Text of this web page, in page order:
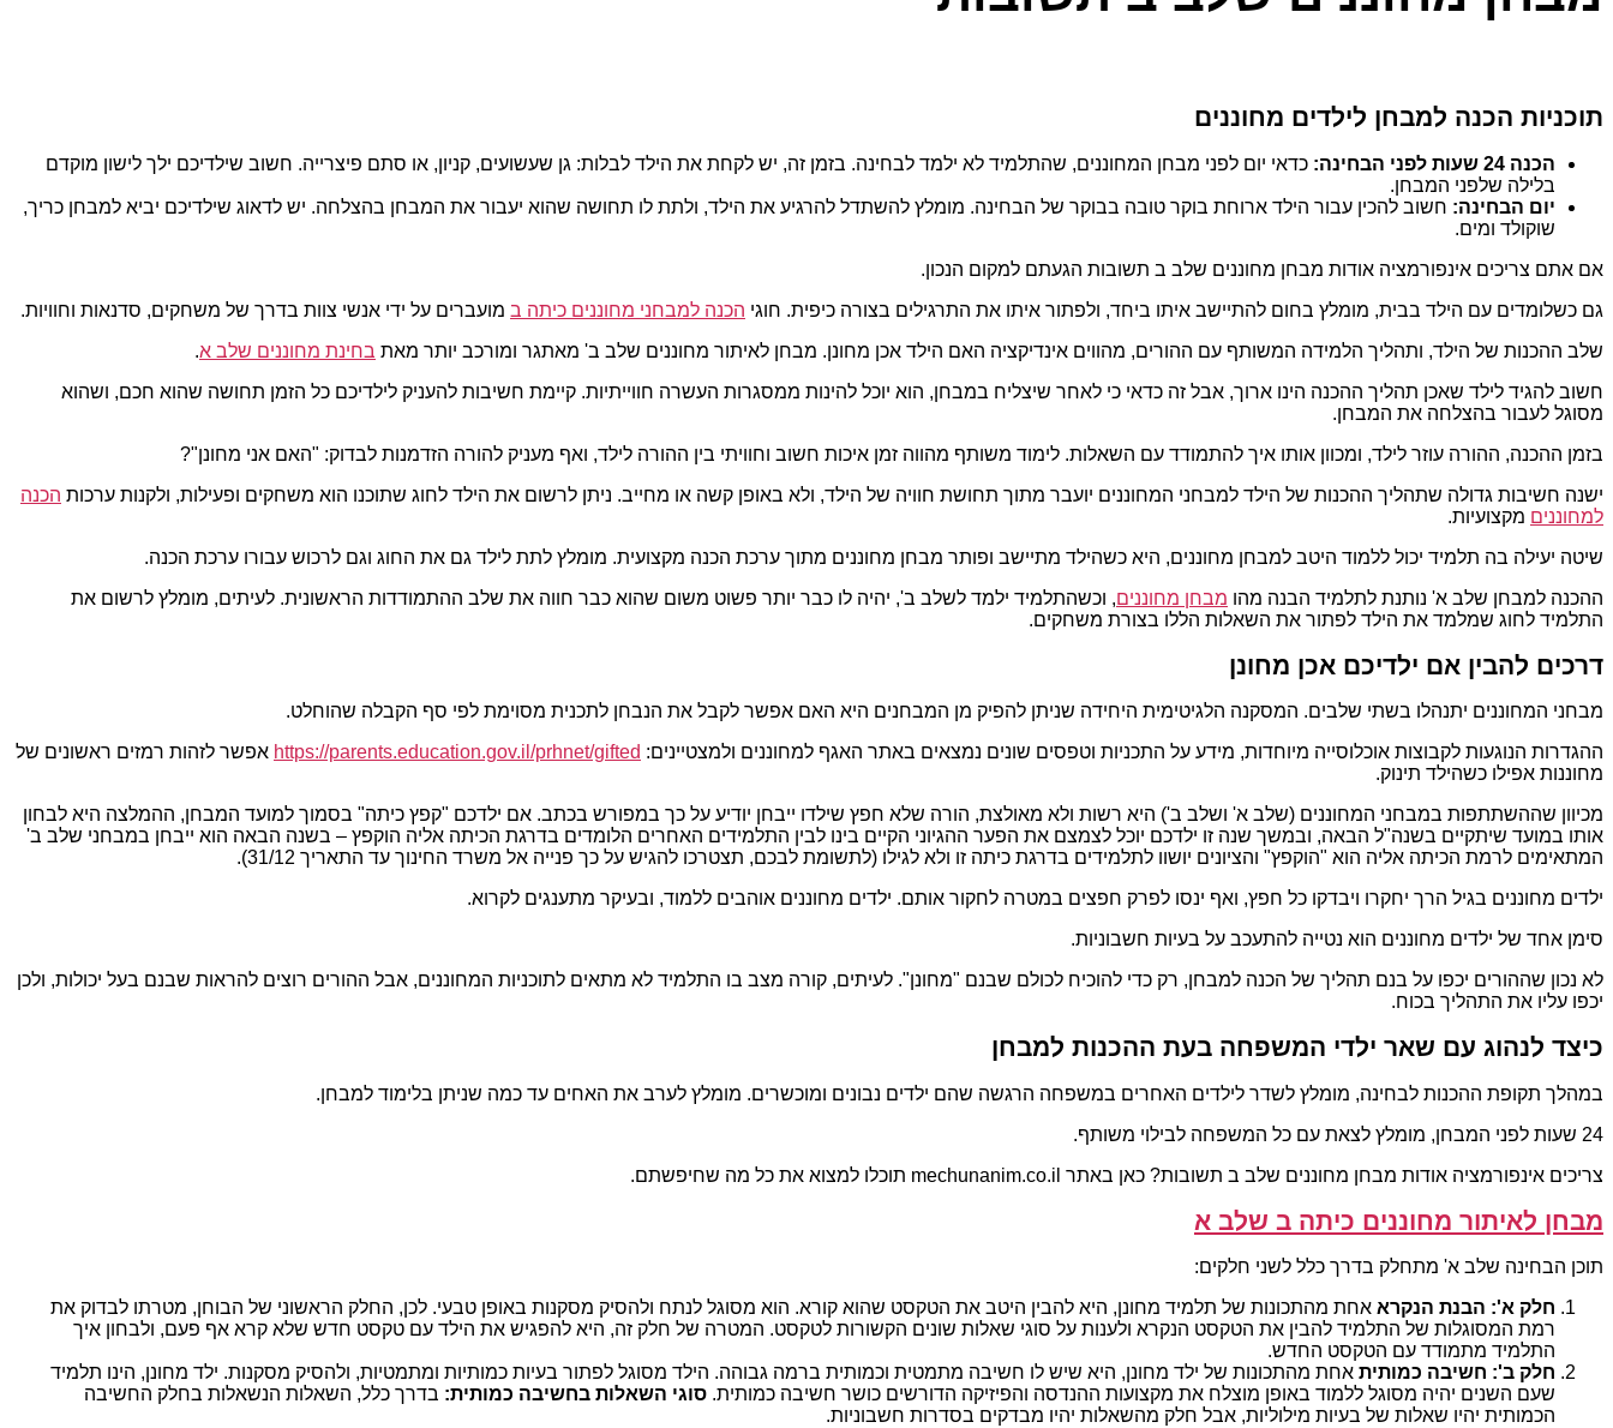
תוכניות הכנה למבחן לילדים מחוננים
הכנה 24 שעות לפני הבחינה:
כדאי יום לפני מבחן המחוננים, שהתלמיד לא ילמד לבחינה. בזמן זה, יש לקחת את הילד לבלות: גן שעשועים, קניון, או סתם פיצרייה. חשוב שילדיכם ילך לישון מוקדם
בלילה שלפני המבחן.
יום הבחינה: חשוב להכין עבור הילד ארוחת בוקר טובה בבוקר של הבחינה. מומלץ להשתדל להרגיע את הילד, ולתת לו תחושה שהוא יעבור את המבחן בהצלחה. יש לדאוג שילדיכם יביא למבחן כריך,
שוקולד ומים.
אם אתם צריכים אינפורמציה אודות מבחן מחוננים שלב ב תשובות הגעתם למקום הנכון.
גם כשלומדים עם הילד בבית, מומלץ בחום להתיישב איתו ביחד, ולפתור איתו את התרגילים בצורה כיפית. חוגי הכנה למבחני מחוננים כיתה ב מועברים על ידי אנשי צוות בדרך של משחקים, סדנאות וחוויות.
שלב ההכנות של הילד, ותהליך הלמידה המשותף עם ההורים, מהווים אינדיקציה האם הילד אכן מחונן. מבחן לאיתור מחוננים שלב ב' מאתגר ומורכב יותר מאת בחינת מחוננים שלב א.
חשוב להגיד לילד שאכן תהליך ההכנה הינו ארוך, אבל זה כדאי כי לאחר שיצליח במבחן, הוא יוכל להינות ממסגרות העשרה חווייתיות. קיימת חשיבות להעניק לילדיכם כל הזמן תחושה שהוא חכם, ושהוא
מסוגל לעבור בהצלחה את המבחן.
בזמן ההכנה, ההורה עוזר לילד, ומכוון אותו איך להתמודד עם השאלות. לימוד משותף מהווה זמן איכות חשוב וחוויתי בין ההורה לילד, ואף מעניק להורה הזדמנות לבדוק: "האם אני מחונן"?
ישנה חשיבות גדולה שתהליך ההכנות של הילד למבחני המחוננים יועבר מתוך תחושת חוויה של הילד, ולא באופן קשה או מחייב. ניתן לרשום את הילד לחוג שתוכנו הוא משחקים ופעילות, ולקנות ערכות הכנה
למחוננים מקצועיות.
שיטה יעילה בה תלמיד יכול ללמוד היטב למבחן מחוננים, היא כשהילד מתיישב ופותר מבחן מחוננים מתוך ערכת הכנה מקצועית. מומלץ לתת לילד גם את החוג וגם לרכוש עבורו ערכת הכנה.
ההכנה למבחן שלב א' נותנת לתלמיד הבנה מהו מבחן מחוננים, וכשהתלמיד ילמד לשלב ב', יהיה לו כבר יותר פשוט משום שהוא כבר חווה את שלב ההתמודדות הראשונית. לעיתים, מומלץ לרשום את
התלמיד לחוג שמלמד את הילד לפתור את השאלות הללו בצורת משחקים.
דרכים להבין אם ילדיכם אכן מחונן
מבחני המחוננים יתנהלו בשתי שלבים. המסקנה הלגיטימית היחידה שניתן להפיק מן המבחנים היא האם אפשר לקבל את הנבחן לתכנית מסוימת לפי סף הקבלה שהוחלט.
ההגדרות הנוגעות לקבוצות אוכלוסייה מיוחדות, מידע על התכניות וטפסים שונים נמצאים באתר האגף למחוננים ולמצטיינים: https://parents.education.gov.il/prhnet/gifted אפשר לזהות רמזים ראשונים של
מחוננות אפילו כשהילד תינוק.
מכיוון שההשתתפות במבחני המחוננים (שלב א' ושלב ב') היא רשות ולא מאולצת, הורה שלא חפץ שילדו ייבחן יודיע על כך במפורש בכתב. אם ילדכם "קפץ כיתה" בסמוך למועד המבחן, ההמלצה היא לבחון
אותו במועד שיתקיים בשנה"ל הבאה, ובמשך שנה זו ילדכם יוכל לצמצם את הפער ההגיוני הקיים בינו לבין התלמידים האחרים הלומדים בדרגת הכיתה אליה הוקפץ – בשנה הבאה הוא ייבחן במבחני שלב ב'
המתאימים לרמת הכיתה אליה הוא "הוקפץ" והציונים יושוו לתלמידים בדרגת כיתה זו ולא לגילו (לתשומת לבכם, תצטרכו להגיש על כך פנייה אל משרד החינוך עד התאריך 31/12).
ילדים מחוננים בגיל הרך יחקרו ויבדקו כל חפץ, ואף ינסו לפרק חפצים במטרה לחקור אותם. ילדים מחוננים אוהבים ללמוד, ובעיקר מתענגים לקרוא.
סימן אחד של ילדים מחוננים הוא נטייה להתעכב על בעיות חשבוניות.
לא נכון שההורים יכפו על בנם תהליך של הכנה למבחן, רק כדי להוכיח לכולם שבנם "מחונן". לעיתים, קורה מצב בו התלמיד לא מתאים לתוכניות המחוננים, אבל ההורים רוצים להראות שבנם בעל יכולות, ולכן
יכפו עליו את התהליך בכוח.
כיצד לנהוג עם שאר ילדי המשפחה בעת ההכנות למבחן
במהלך תקופת ההכנות לבחינה, מומלץ לשדר לילדים האחרים במשפחה הרגשה שהם ילדים נבונים ומוכשרים. מומלץ לערב את האחים עד כמה שניתן בלימוד למבחן.
24 שעות לפני המבחן, מומלץ לצאת עם כל המשפחה לבילוי משותף.
צריכים אינפורמציה אודות מבחן מחוננים שלב ב תשובות? כאן באתר mechunanim.co.il תוכלו למצוא את כל מה שחיפשתם.
מבחן לאיתור מחוננים כיתה ב שלב א
תוכן הבחינה שלב א' מתחלק בדרך כלל לשני חלקים:
חלק א': הבנת הנקרא אחת מהתכונות של תלמיד מחונן, היא להבין היטב את הטקסט שהוא קורא. הוא מסוגל לנתח ולהסיק מסקנות באופן טבעי. לכן, החלק הראשוני של הבוחן, מטרתו לבדוק את
רמת המסוגלות של התלמיד להבין את הטקסט הנקרא ולענות על סוגי שאלות שונים הקשורות לטקסט. המטרה של חלק זה, היא להפגיש את הילד עם טקסט חדש שלא קרא אף פעם, ולבחון איך
התלמיד מתמודד עם הטקסט החדש.
חלק ב': חשיבה כמותית אחת מהתכונות של ילד מחונן, היא שיש לו חשיבה מתמטית וכמותית ברמה גבוהה. הילד מסוגל לפתור בעיות כמותיות ומתמטיות, ולהסיק מסקנות. ילד מחונן, הינו תלמיד
שעם השנים יהיה מסוגל ללמוד באופן מוצלח את מקצועות ההנדסה והפיזיקה הדורשים כושר חשיבה כמותית. סוגי השאלות בחשיבה כמותית: בדרך כלל, השאלות הנשאלות בחלק החשיבה
הכמותית יהיו שאלות של בעיות מילוליות, אבל חלק מהשאלות יהיו מבדקים בסדרות חשבוניות.